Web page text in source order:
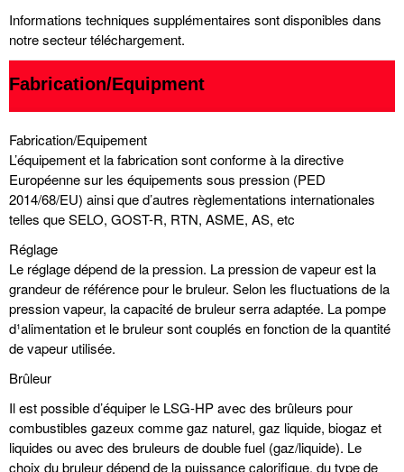
Informations techniques supplémentaires sont disponibles dans
notre secteur téléchargement.
Fabrication/Equipment
Fabrication/Equipement
L’équipement et la fabrication sont conforme à la directive
Européenne sur les équipements sous pression (PED
2014/68/EU) ainsi que d’autres règlementations internationales
telles que SELO, GOST-R, RTN, ASME, AS, etc
Réglage
Le réglage dépend de la pression. La pression de vapeur est la
grandeur de référence pour le bruleur. Selon les fluctuations de la
pression vapeur, la capacité de bruleur serra adaptée. La pompe
d¹alimentation et le bruleur sont couplés en fonction de la quantité
de vapeur utilisée.
Brûleur
Il est possible d’équiper le LSG-HP avec des brûleurs pour
combustibles gazeux comme gaz naturel, gaz liquide, biogaz et
liquides ou avec des bruleurs de double fuel (gaz/liquide). Le
choix du bruleur dépend de la puissance calorifique, du type de